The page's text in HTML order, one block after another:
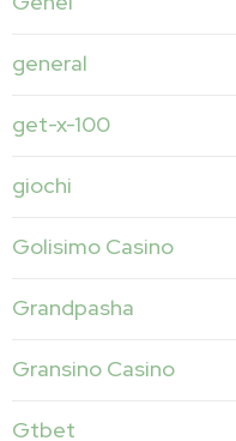
general
get-x-100
giochi
Golisimo Casino
Grandpasha
Gransino Casino
Gtbet